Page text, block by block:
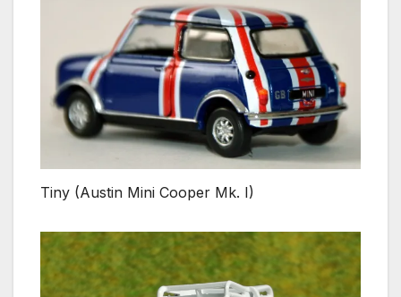
Tiny (Austin Mini Cooper Mk. I)